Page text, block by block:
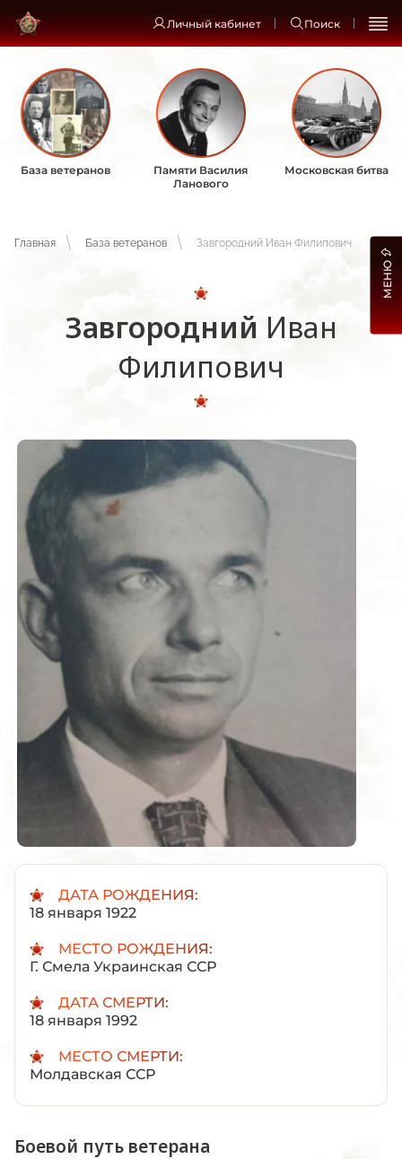
Личный кабинет Поиск
База ветеранов
Памяти Василия
Ланового
Московская битва
Главная База ветеранов Завгородний Иван Филипович
Завгородний Иван
Филипович
ДАТА РОЖДЕНИЯ:
18 января 1922
МЕСТО РОЖДЕНИЯ:
Г. Смела Украинская ССР
ДАТА СМЕРТИ:
18 января 1992
МЕСТО СМЕРТИ:
Молдавская ССР
Боевой путь ветерана
МЕНЮ